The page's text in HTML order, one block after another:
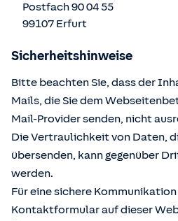
Postfach 90 04 55
99107 Erfurt
Sicherheitshinweise
Bitte beachten Sie, dass der
Mails, die Sie dem
Mail-Provider senden, nicht
Die Vertraulichkeit von Daten,
übersenden, kann gegenüber
werden.
Für eine sichere
Kontaktformular auf dieser